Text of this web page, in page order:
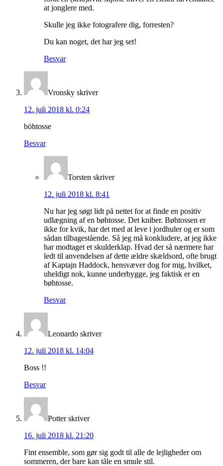
at jonglere med.
Skulle jeg ikke fotografere dig, forresten?
Du kan noget, det har jeg set!
Besvar
Vronsky skriver
12. juli 2018 kl. 0:24
böhtosse
Besvar
Torsten skriver
12. juli 2018 kl. 8:41
Nu har jeg søgt lidt på nettet for at finde en positiv
udlægning af en bøhtosse. Det kniber. Bøhtossen er
ikke for kvik, har det med at leve i jordhuler og er som
sådan tilbagestående. Så jeg må konkludere, at jeg ikke
har modtaget et skulderklap. Hvad der så nærmere har
ledt til anvendelsen af dette ældre skældsord, ofte brugt
af Kaptajn Haddock, hensvæver dog for mig, hvilket,
uheldigt nok, kunne underbygge, jeg faktisk er en
bøhtosse.
Besvar
Leonardo skriver
12. juli 2018 kl. 14:04
Boss !!
Besvar
Potter skriver
16. juli 2018 kl. 21:20
Fint ensemble, som gør sig godt til alle de lejligheder om
sommeren, der bare kan tåle en smule stil.